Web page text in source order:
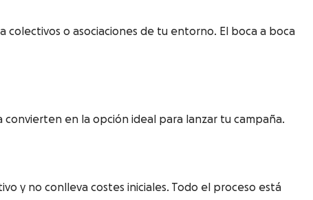
colectivos o asociaciones de tu entorno. El boca a boca
en la opción ideal para lanzar tu campaña.
y no conlleva costes iniciales. Todo el proceso está